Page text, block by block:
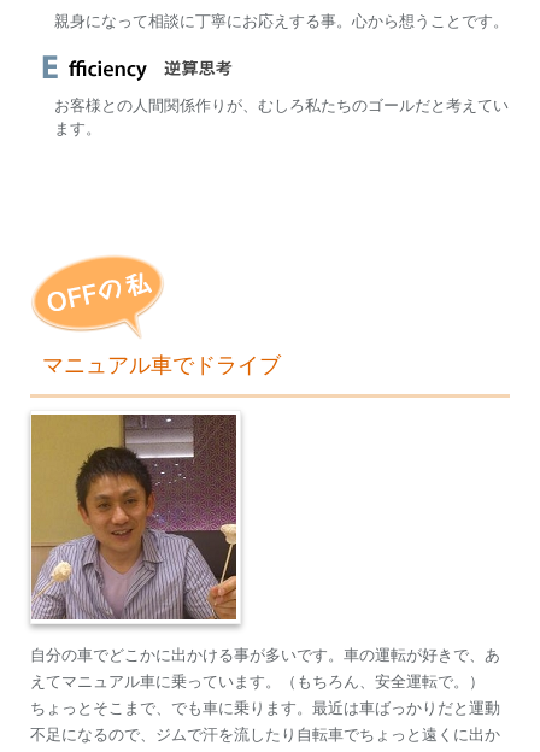
親身になって相談に丁寧にお応えする事。心から想うことです。
お客様との人間関係作りが、むしろ私たちのゴールだと考えてい
ます。
マニュアル車でドライブ
自分の車でどこかに出かける事が多いです。車の運転が好きで、あ
えてマニュアル車に乗っています。（もちろん、安全運転で。）
ちょっとそこまで、でも車に乗ります。最近は車ばっかりだと運動
不足になるので、ジムで汗を流したり自転車でちょっと遠くに出か